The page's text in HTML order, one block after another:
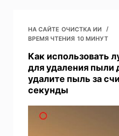
НА САЙТЕ ОЧИСТКА ИИ
ВРЕМЯ ЧТЕНИЯ 10 МИНУТ
Как использовать
для удаления пыли
удалите пыль за
секунды